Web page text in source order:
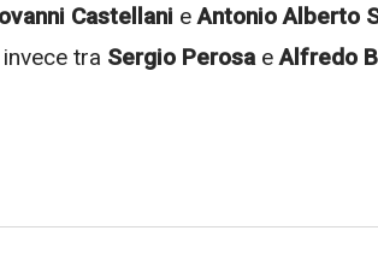
Castellani eAntonio Alberto
tra Sergio Perosa eAlfredo